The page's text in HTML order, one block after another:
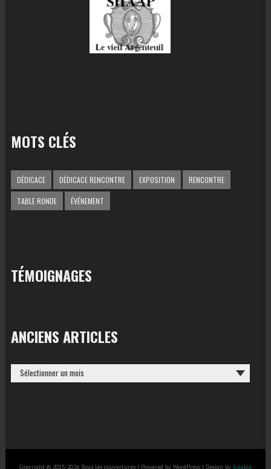
MOTS CLÉS
DÉDICACE DÉDICACE RENCONTRE EXPOSITION RENCONTRE
TABLE RONDE ÉVÉNEMENT
TÉMOIGNAGES
ANCIENS ARTICLES
ANCIENS
Copyright © 2015-2026 Sous les couvertures | Powered by WordPress | Design by Iceable